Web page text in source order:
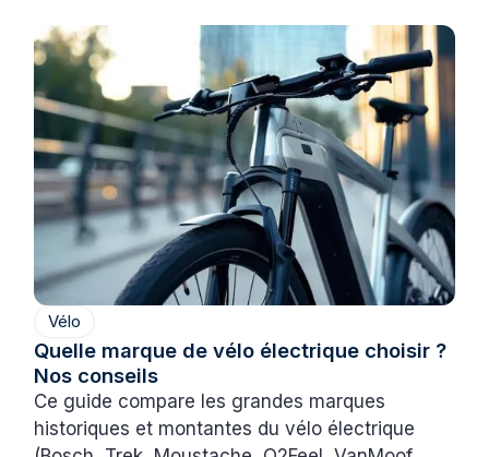
Vélo
Quelle marque de vélo électrique choisir ?
Nos conseils
Ce guide compare les grandes marques
historiques et montantes du vélo électrique